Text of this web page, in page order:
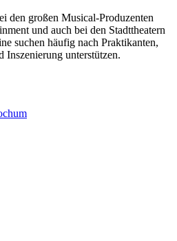
den großen Musical-Produzenten
und auch bei den Stadttheatern
suchen häufig nach Praktikanten,
Inszenierung unterstützen.